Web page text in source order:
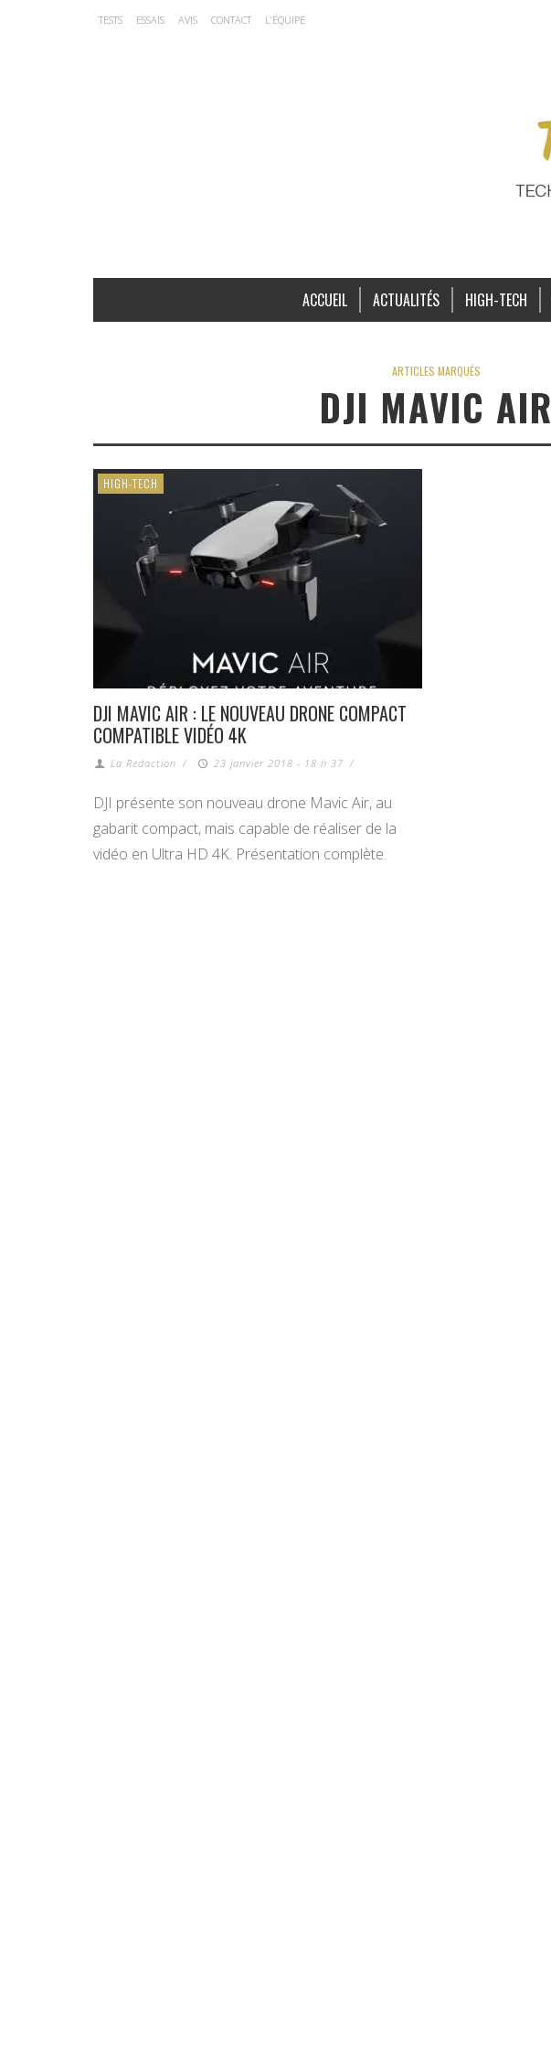
TESTS ESSAIS AVIS CONTACT L’ÉQUIPE
ACCUEIL ACTUALITÉS HIGH-TECH
ARTICLES MARQUÉS
DJI MAVIC AIR
HIGH-TECH
DJI MAVIC AIR : LE NOUVEAU DRONE COMPACT
COMPATIBLE VIDÉO 4K
La Redaction / 23 janvier 2018 - 18 h 37 /
DJI présente son nouveau drone Mavic Air, au
gabarit compact, mais capable de réaliser de la
vidéo en Ultra HD 4K. Présentation complète.